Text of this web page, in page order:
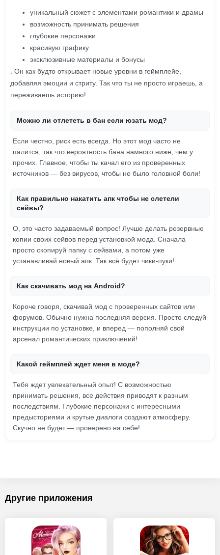
уникальный сюжет с элементами романтики и драмы
возможность принимать решения
глубокие персонажи
красивую графику
эксклюзивные материалы и бонусы
. Он как будто открывает новые уровни в геймплейе,
добавляя эмоции и стриту. Так что ты не просто играешь, а
переживаешь историю!
Можно ли отлететь в бан если юзать мод?
Если честно, риск есть всегда. Но этот мод часто не
палится, так что вероятность бана намного ниже, чем у
прочих. Главное, чтобы ты качал его из проверенных
источников — без вирусов, чтобы не было головной боли!
Как правильно накатить апк чтобы не слетели
сейвы?
О, это часто задаваемый вопрос! Лучше делать резервные
копии своих сейвов перед установкой мода. Сначала
просто скопируй папку с сейвами, а потом уже
устанавливай новый апк. Так всё будет чики-пуки!
Как скачивать мод на Android?
Короче говоря, скачивай мод с проверенных сайтов или
форумов. Обычно нужна последняя версия. Просто следуй
инструкции по установке, и вперед — пополняй свой
арсенал романтических приключений!
Какой геймплей ждет меня в моде?
Тебя ждет увлекательный опыт! С возможностью
принимать решения, все действия приводят к разным
последствиям. Глубокие персонажи с интересными
предысториями и крутые диалоги создают атмосферу.
Скучно не будет — проверено на себе!
Другие приложения